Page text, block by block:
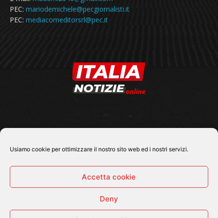
Usiamo cookie per ottimizzare il nostro sito web ed i nostri servizi.
Accetta cookie
Deny
PEC: mariodemichele@pecgiornalisti.it
PEC: mediacomeditorsrl@pec.it
© 2026 Tutti i diritti riservati - Italia Notizie .online |